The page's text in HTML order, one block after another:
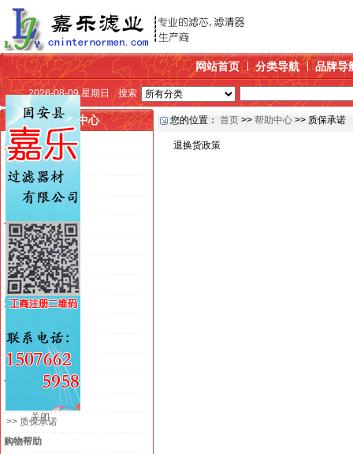
网站首页 分类导航 品牌导
2026-08-09 星期日 搜索
关闭
帮助中心
关于我们
>> 公司介绍
>> 联系方式
>> 发展历程
付款方式
>> 银行汇款
>> 在线支付
>> 货到付款
送货方式
>> EMS快递
>> 平邮
售后服务
>> 退换货政策
>> 质保承诺
购物帮助
您的位置： 首页 >> 帮助中心 >> 质保承诺
退换货政策